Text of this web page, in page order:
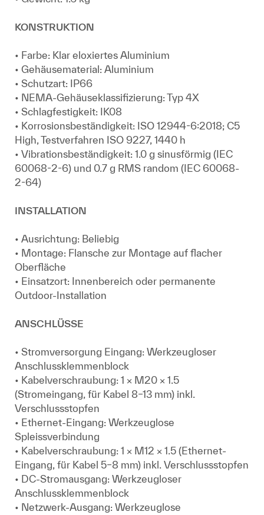
KONSTRUKTION
• Farbe: Klar eloxiertes Aluminium
• Gehäusematerial: Aluminium
• Schutzart: IP66
• NEMA-Gehäuseklassifizierung: Typ 4X
• Schlagfestigkeit: IK08
• Korrosionsbeständigkeit: ISO 12944-6:2018; C5
High, Testverfahren ISO 9227, 1440 h
• Vibrationsbeständigkeit: 1.0 g sinusförmig (IEC
60068-2-6) und 0.7 g RMS random (IEC 60068-
2-64)
INSTALLATION
• Ausrichtung: Beliebig
• Montage: Flansche zur Montage auf flacher
Oberfläche
• Einsatzort: Innenbereich oder permanente
Outdoor-Installation
ANSCHLÜSSE
• Stromversorgung Eingang: Werkzeugloser
Anschlussklemmenblock
• Kabelverschraubung: 1 × M20 × 1.5
(Stromeingang, für Kabel 8–13 mm) inkl.
Verschlussstopfen
• Ethernet-Eingang: Werkzeuglose
Spleissverbindung
• Kabelverschraubung: 1 × M12 × 1.5 (Ethernet-
Eingang, für Kabel 5–8 mm) inkl. Verschlussstopfen
• DC-Stromausgang: Werkzeugloser
Anschlussklemmenblock
• Netzwerk-Ausgang: Werkzeuglose